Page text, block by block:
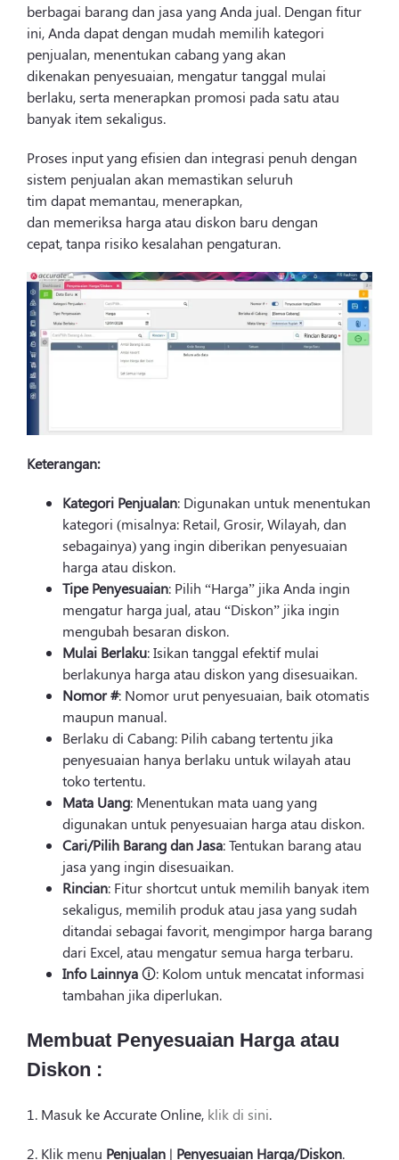
berbagai barang dan jasa yang Anda jual. Dengan fitur
ini, Anda dapat dengan mudah memilih kategori
penjualan, menentukan cabang yang akan
dikenakan penyesuaian, mengatur tanggal mulai
berlaku, serta menerapkan promosi pada satu atau
banyak item sekaligus.
Proses input yang efisien dan integrasi penuh dengan
sistem penjualan akan memastikan seluruh
tim dapat memantau, menerapkan,
dan memeriksa harga atau diskon baru dengan
cepat, tanpa risiko kesalahan pengaturan.
Keterangan:
Kategori Penjualan: Digunakan untuk menentukan
kategori (misalnya: Retail, Grosir, Wilayah, dan
sebagainya) yang ingin diberikan penyesuaian
harga atau diskon.
Tipe Penyesuaian: Pilih “Harga” jika Anda ingin
mengatur harga jual, atau “Diskon” jika ingin
mengubah besaran diskon.
Mulai Berlaku: Isikan tanggal efektif mulai
berlakunya harga atau diskon yang disesuaikan.
Nomor #: Nomor urut penyesuaian, baik otomatis
maupun manual.
Berlaku di Cabang: Pilih cabang tertentu jika
penyesuaian hanya berlaku untuk wilayah atau
toko tertentu.
Mata Uang: Menentukan mata uang yang
digunakan untuk penyesuaian harga atau diskon.
Cari/Pilih Barang dan Jasa: Tentukan barang atau
jasa yang ingin disesuaikan.
Rincian: Fitur shortcut untuk memilih banyak item
sekaligus, memilih produk atau jasa yang sudah
ditandai sebagai favorit, mengimpor harga barang
dari Excel, atau mengatur semua harga terbaru.
Info Lainnya🛈: Kolom untuk mencatat informasi
tambahan jika diperlukan.
Membuat Penyesuaian Harga atau
Diskon :
1. Masuk ke Accurate Online, klik di sini.
2. Klik menu Penjualan | Penyesuaian Harga/Diskon.